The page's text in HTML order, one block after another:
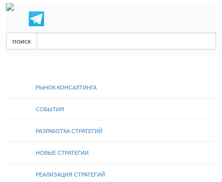
поиск
РЫНОК КОНСАЛТИНГА
СОБЫТИЯ
РАЗРАБОТКА СТРАТЕГИЙ
НОВЫЕ СТРАТЕГИИ
РЕАЛИЗАЦИЯ СТРАТЕГИЙ